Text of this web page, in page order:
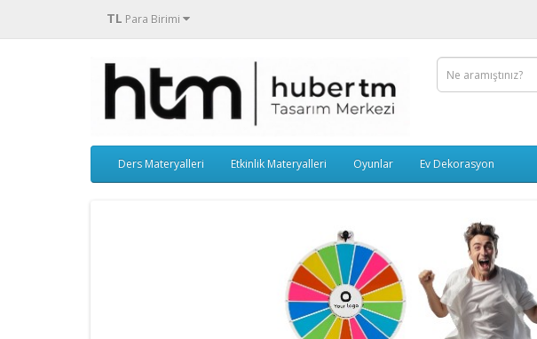
TL Para Birimi
Ders Materyalleri Etkinlik Materyalleri Oyunlar Ev Dekorasyon